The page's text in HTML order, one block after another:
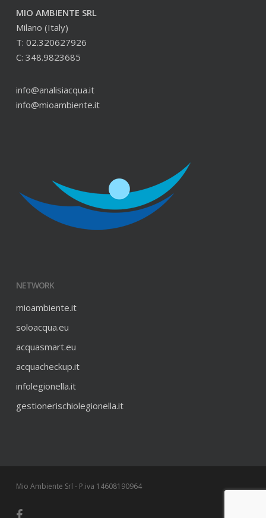
MIO AMBIENTE SRL
Milano (Italy)
T: 02.320627926
C: 348.9823685
info@analisiacqua.it
info@mioambiente.it
NETWORK
mioambiente.it
soloacqua.eu
acquasmart.eu
acquacheckup.it
infolegionella.it
gestionerischiolegionella.it
Mio Ambiente Srl - P.iva 14608190964
facebook